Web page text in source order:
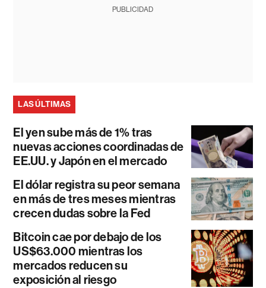
PUBLICIDAD
LAS ÚLTIMAS
El yen sube más de 1% tras
nuevas acciones coordinadas de
EE.UU. y Japón en el mercado
El dólar registra su peor semana
en más de tres meses mientras
crecen dudas sobre la Fed
Bitcoin cae por debajo de los
US$63.000 mientras los
mercados reducen su
exposición al riesgo